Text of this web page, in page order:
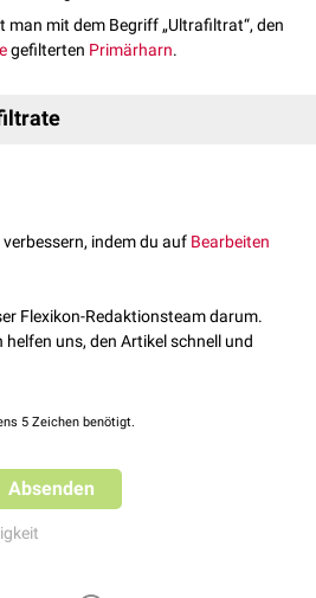
man mit dem Begriff „Ultrafiltrat“, den
gefilterten Primärharn.
indem du auf Bearbeiten
Flexikon-Redaktionsteam darum.
uns, den Artikel schnell und
5 Zeichen benötigt.
Absenden